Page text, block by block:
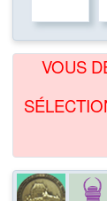
VOUS